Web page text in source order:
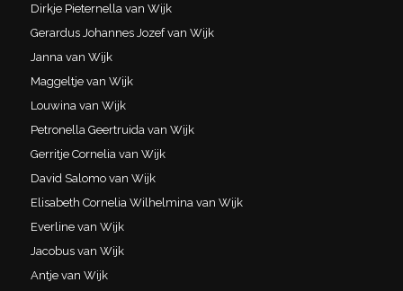
Dirkje Pieternella van Wijk
Gerardus Johannes Jozef van Wijk
Janna van Wijk
Maggeltje van Wijk
Louwina van Wijk
Petronella Geertruida van Wijk
Gerritje Cornelia van Wijk
David Salomo van Wijk
Elisabeth Cornelia Wilhelmina van Wijk
Everline van Wijk
Jacobus van Wijk
Antje van Wijk